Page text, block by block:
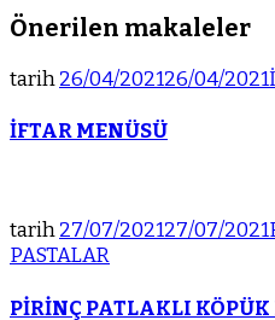
Önerilen makaleler
tarih26/04/202126/04/2021
İFTAR MENÜSÜ
tarih27/07/202127/07/2021
PASTALAR
PİRİNÇ PATLAKLI KÖPÜK